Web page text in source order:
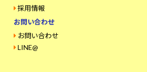
採用情報
お問い合わせ
お問い合わせ
LINE@